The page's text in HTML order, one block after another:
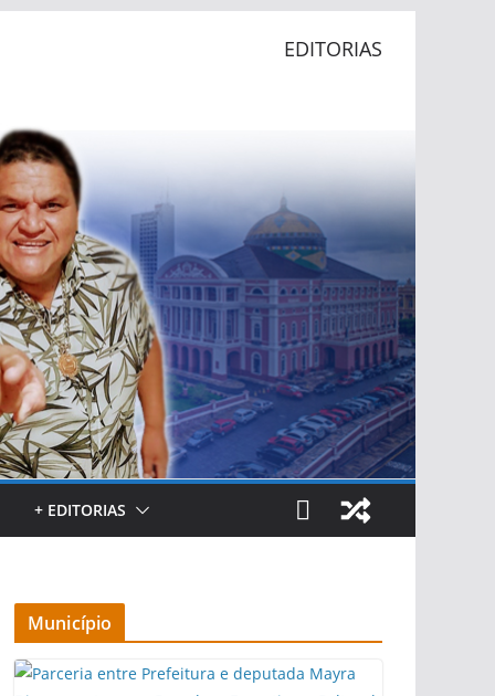
EDITORIAS
+ EDITORIAS
Município